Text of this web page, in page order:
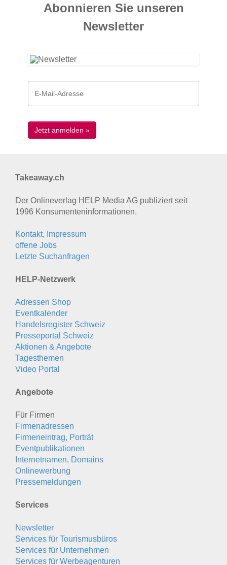
Abonnieren Sie unseren
News­letter
Takeaway.ch
Der Onlineverlag HELP Media AG publiziert seit
1996 Konsumenten­informationen.
Kontakt, Impressum
offene Jobs
Letzte Suchanfragen
HELP-Netzwerk
Adressen Shop
Eventkalender
Handelsregister Schweiz
Presseportal Schweiz
Aktionen & Angebote
Tagesthemen
Video Portal
Angebote
Für Firmen
Firmenadressen
Firmeneintrag, Porträt
Eventpublikationen
Internetnamen, Domains
Onlinewerbung
Pressemeldungen
Services
Newsletter
Services für Tourismusbüros
Services für Unternehmen
Services für Werbeagenturen